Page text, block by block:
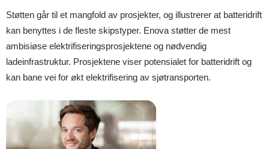
Støtten går til et mangfold av prosjekter, og illustrerer at batteridrift
kan benyttes i de fleste skipstyper. Enova støtter de mest
ambisiøse elektrifiseringsprosjektene og nødvendig
ladeinfrastruktur. Prosjektene viser potensialet for batteridrift og
kan bane vei for økt elektrifisering av sjøtransporten.